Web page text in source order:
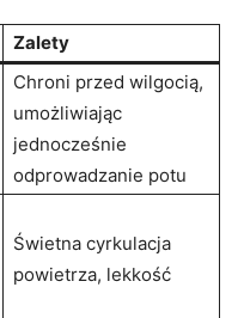
Zalety
Chroni przed wilgocią,
umożliwiając
jednocześnie
odprowadzanie potu
Świetna cyrkulacja
powietrza, lekkość